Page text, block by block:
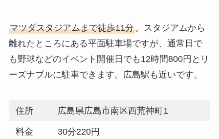
マツダスタジアムまで徒歩11分。スタジアムから
離れたところにある平面駐車場ですが、通常日で
も野球などのイベント開催日でも12時間800円とリ
ーズナブルに駐車できます。広島駅も近いです。
住所 広島県広島市南区西荒神町1
料金 30分220円